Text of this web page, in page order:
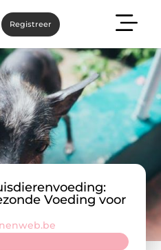
Registreer
Voeding voor